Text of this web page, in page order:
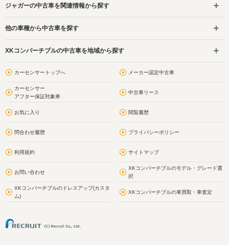
ジャガーの中古車を関連情報から探す
他の車種から中古車を探す
XKコンバーチブルの中古車を地域から探す
カーセンサートップへ メーカー認定中古車
カーセンサー
アフター保証対象車
中古車リース
お気に入り 閲覧履歴
問合わせ履歴 プライバシーポリシー
利用規約 サイトマップ
お問い合わせ
XKコンバーチブルのモデル・グレード選
択
XKコンバーチブルのドレスアップ(カスタ
ム)
XKコンバーチブルの車買取・車査定